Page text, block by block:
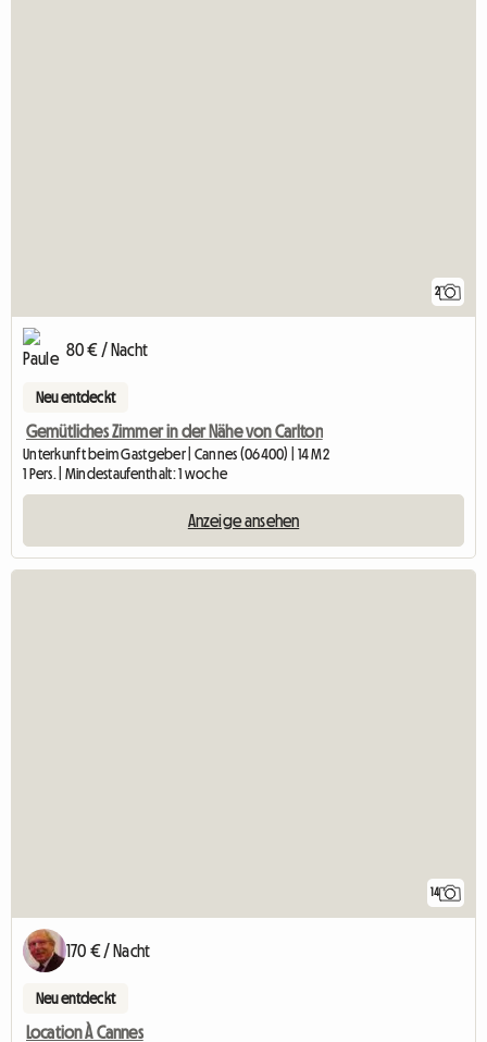
2
80 € / Nacht
Neu entdeckt
Gemütliches Zimmer in der Nähe von Carlton
Unterkunft beim Gastgeber | Cannes (06400) | 14 M2
1 Pers. | Mindestaufenthalt: 1 woche
Anzeige ansehen
14
170 € / Nacht
Neu entdeckt
Location À Cannes